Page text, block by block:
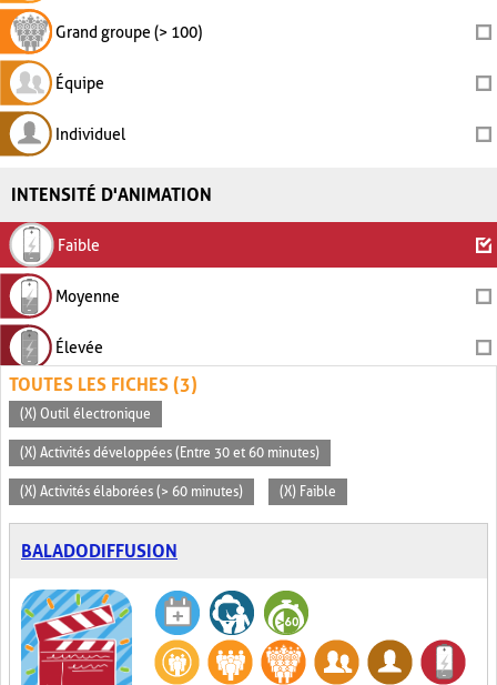
Grand groupe (> 100)
Équipe
Individuel
INTENSITÉ D'ANIMATION
Faible
Moyenne
Élevée
TOUTES LES FICHES (3)
(X) Outil électronique
(X) Activités développées (Entre 30 et 60 minutes)
(X) Activités élaborées (> 60 minutes) (X) Faible
BALADODIFFUSION